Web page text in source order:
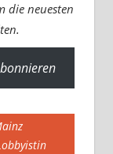
die neuesten